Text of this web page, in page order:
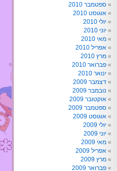
ספטמבר 2010
אוגוסט 2010
יולי 2010
יוני 2010
מאי 2010
אפריל 2010
מרץ 2010
פברואר 2010
ינואר 2010
דצמבר 2009
נובמבר 2009
אוקטובר 2009
ספטמבר 2009
אוגוסט 2009
יולי 2009
יוני 2009
מאי 2009
אפריל 2009
מרץ 2009
פברואר 2009